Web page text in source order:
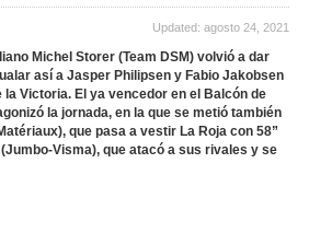
Updated: agosto 24, 2021
Michel Storer (Team DSM) volvió a dar
así a Jasper Philipsen y Fabio Jakobsen
Victoria. El ya vencedor en el Balcón de
la jornada, en la que se metió también
que pasa a vestir La Roja con 58”
Visma), que atacó a sus rivales y se